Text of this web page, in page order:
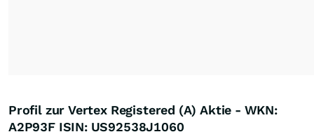
Profil zur Vertex Registered (A) Aktie - WKN:
A2P93F ISIN: US92538J1060